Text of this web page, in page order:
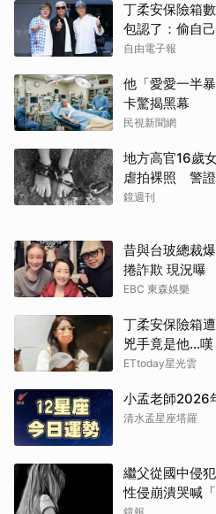
丁柔安保險箱
包認了：偷自
自由電子報
他「愛愛一半
卡驚揭黑幕
民視新聞網
地方高官16歲
虐拍裸照 警證
鏡週刊
昔與台玻總裁
捲詐欺 現況曝
EBC 東森娛樂
丁柔安保險箱
兇手竟是他...
ETtoday星光雲
小孟老師2026
清水孟星座塔羅
繼父從國中侵
性侵崩潰哭喊「